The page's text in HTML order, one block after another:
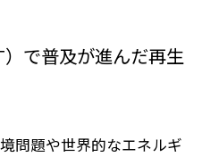
で普及が進んだ再生
問題や世界的なエネルギ